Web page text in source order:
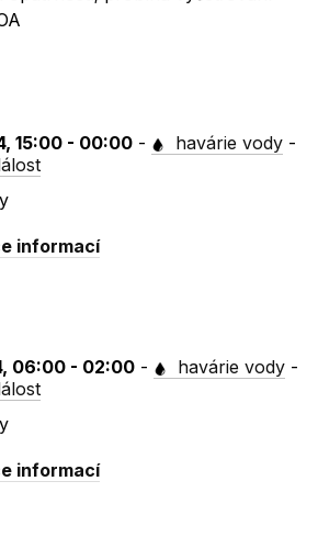
15:00 - 00:00 - havárie vody -
informací
06:00 - 02:00 - havárie vody -
informací